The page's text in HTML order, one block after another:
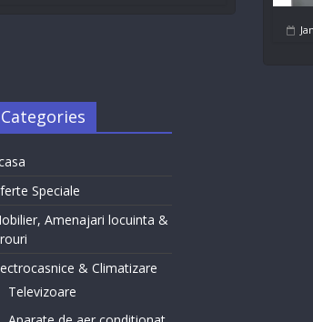
Categories
Speciale
Amenajari locuinta &
& Climatizare
Televizoare